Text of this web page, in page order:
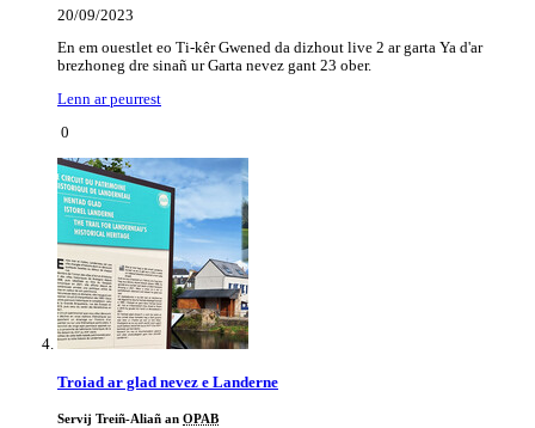
20/09/2023
En em ouestlet eo Ti-kêr Gwened da dizhout live 2 ar garta Ya d'ar
brezhoneg dre sinañ ur Garta nevez gant 23 ober.
Lenn ar peurrest
0
Troiad ar glad nevez e Landerne
Servij Treiñ-Aliañ an OPAB